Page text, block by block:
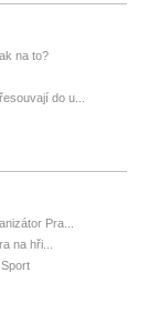
na to?
do u...
Pra...
na hři...